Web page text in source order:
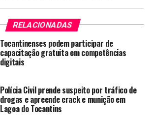
RELACIONADAS
Tocantinenses podem participar de
capacitação gratuita em competências
digitais
Polícia Civil prende suspeito por tráfico de
drogas e apreende crack e munição em
Lagoa do Tocantins